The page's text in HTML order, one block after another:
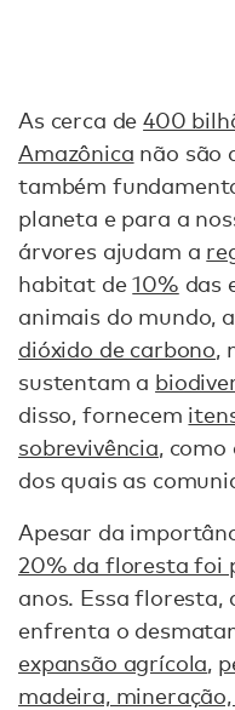
As cerca de400
Amazônica não são
também
planeta e para a
árvores ajudam a
habitat de10% das
animais do mundo,
dióxido de carbono,
sustentam a
disso, fornecem
sobrevivência,
dos quais as
Apesar da
20% da floresta foi
anos. Essa floresta,
enfrenta o
expansão agrícola,
madeira,